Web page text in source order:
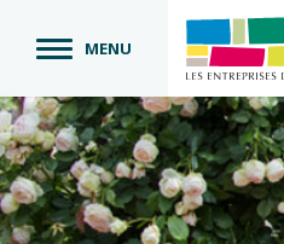
MENU